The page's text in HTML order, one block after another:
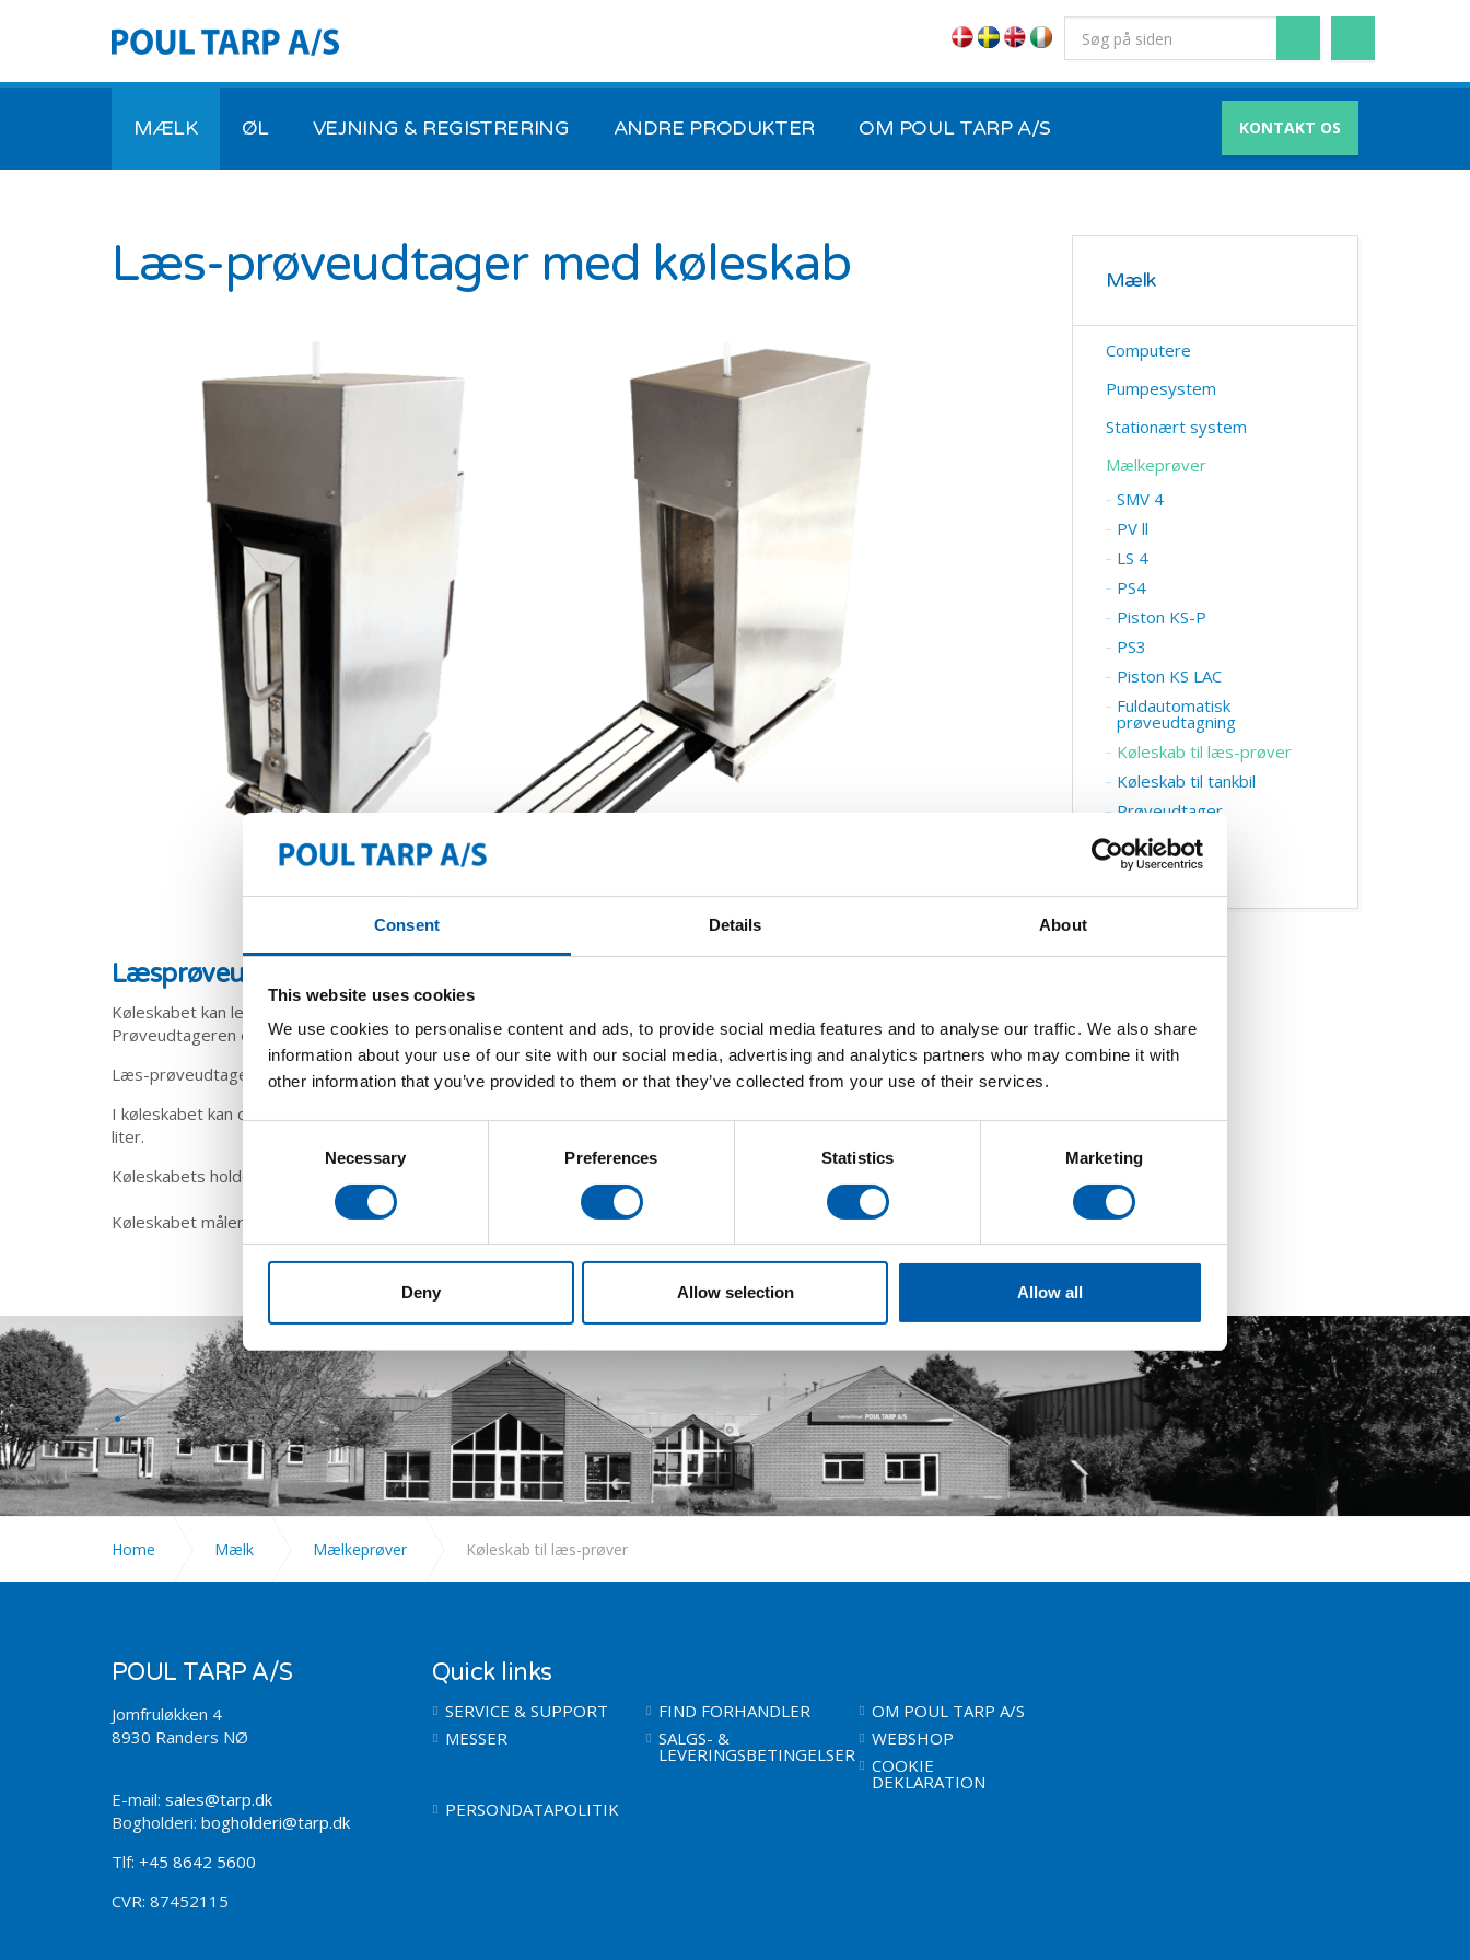
Consent Details About
This website uses cookies
We use cookies to personalise content and ads, to provide social media features and to analyse our traffic. We also share
information about your use of our site with our social media, advertising and analytics partners who may combine it with
other information that you’ve provided to them or that they’ve collected from your use of their services.
Necessary Preferences Statistics Marketing
Deny Allow selection Allow all
KONTAKT OS
MÆLK ØL VEJNING & REGISTRERING ANDRE PRODUKTER OM POUL TARP A/S
Læs-prøveudtager med køleskab
Læsprøveudtager med køleskab
Køleskabet kan leveres med eller uden prøveudtager.
Prøveudtageren er indbygget i toppen af køleskabet, som vist på billedet.
Læs-prøveudtageren doserer prøven med en nøjagtighed på 5% for hver mælkeleverandør.
I køleskabet kan der indsættes en 1-liters flaske, som fyldes op til 700 ml ved en tankvolumen på 32.000
liter.
Køleskabets holder læs-prøven nedkølet til under 4 grader Celsius.
Køleskabet måler 403 (h) x 230 (b) x 140 (d) mm.
Mælk
Computere
Pumpesystem
Stationært system
Mælkeprøver
SMV 4
PV ll
LS 4
PS4
Piston KS-P
PS3
Piston KS LAC
Fuldautomatisk
prøveudtagning
Køleskab til læs-prøver
Køleskab til tankbil
Prøveudtager
Milk APP
.
Home Mælk Mælkeprøver Køleskab til læs-prøver
POUL TARP A/S
Jomfruløkken 4
8930 Randers NØ
E-mail: sales@tarp.dk
Bogholderi: bogholderi@tarp.dk
Tlf: +45 8642 5600
CVR: 87452115
Quick links
SERVICE & SUPPORT FIND FORHANDLER
OM POUL TARP A/S
MESSER
SALGS- &
LEVERINGSBETINGELSER
WEBSHOP
COOKIE
DEKLARATION
PERSONDATAPOLITIK